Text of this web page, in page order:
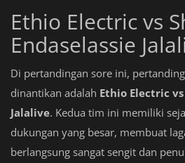
Ethio Electric vs
Endaselassie
Di pertandingan sore ini,
dinantikan adalah Ethio Electric
Jalalive. Kedua tim ini memiliki
dukungan yang besar, membuat
berlangsung sangat sengit dan